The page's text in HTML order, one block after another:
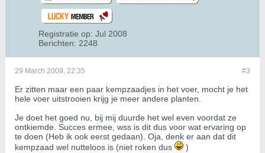
Registratie op: Jul 2008
Berichten: 2248
#3
29 March 2009, 22:35
Er zitten maar een paar kempzaadjes in het voer, mocht je het
hele voer uitstrooien krijg je meer andere planten.
Je doet het goed nu, bij mij duurde het wel even voordat ze
ontkiemde. Succes ermee, wss is dit dus voor wat ervaring op
te doen (Heb ik ook eerst gedaan). Oja, denk er aan dat dit
kempzaad wel nutteloos is (niet roken dus
)